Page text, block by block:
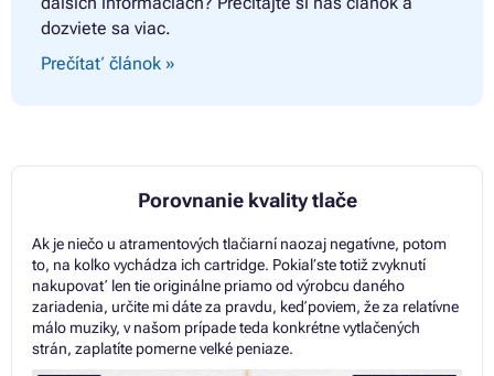
dozviete sa viac.
Prečítať článok »
Porovnanie kvality tlače
Ak je niečo u atramentových tlačiarní naozaj negatívne, potom
to, na koľko vychádza ich cartridge. Pokiaľ ste totiž zvyknutí
nakupovať len tie originálne priamo od výrobcu daného
zariadenia, určite mi dáte za pravdu, keď poviem, že za relatívne
málo muziky, v našom prípade teda konkrétne vytlačených
strán, zaplatíte pomerne veľké peniaze.